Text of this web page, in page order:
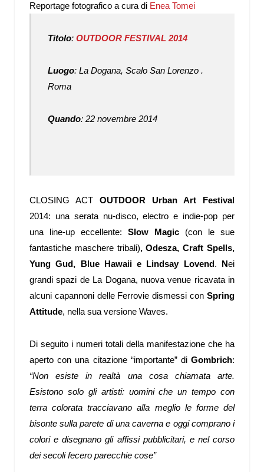
Reportage fotografico a cura di Enea Tomei
Titolo: OUTDOOR FESTIVAL 2014
Luogo:La Dogana, Scalo San Lorenzo .
Roma
Quando:22 novembre 2014
CLOSING ACT OUTDOOR Urban Art Festival
2014: una serata nu-disco, electro e indie-pop per
una line-up eccellente: Slow Magic (con le sue
fantastiche maschere tribali), Odesza, Craft Spells,
Yung Gud, Blue Hawaii e Lindsay Lovend. Nei
grandi spazi de La Dogana, nuova venue ricavata in
alcuni capannoni delle Ferrovie dismessi con Spring
Attitude, nella sua versione Waves.
Di seguito i numeri totali della manifestazione che ha
aperto con una citazione “importante” di Gombrich:
“Non esiste in realtà una cosa chiamata arte.
Esistono solo gli artisti: uomini che un tempo con
terra colorata tracciavano alla meglio le forme del
bisonte sulla parete di una caverna e oggi comprano i
colori e disegnano gli affissi pubblicitari, e nel corso
dei secoli fecero parecchie cose”